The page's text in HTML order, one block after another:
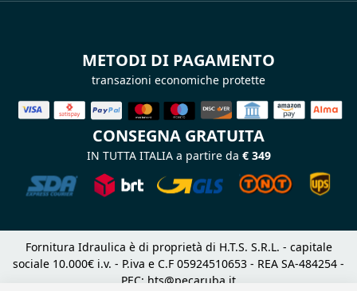
METODI DI PAGAMENTO
transazioni economiche protette
CONSEGNA GRATUITA
IN TUTTA ITALIA a partire da € 349
Fornitura Idraulica è di proprietà di H.T.S. S.R.L. - capitale
sociale 10.000€ i.v. - P.iva e C.F 05924510653 - REA SA-484254 -
PEC: hts@pecaruba.it